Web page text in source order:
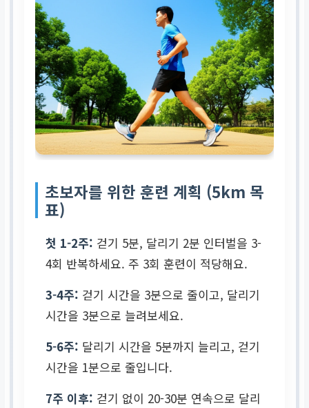
초보자를 위한 훈련 계획 (5km 목
표)
첫 1-2주: 걷기 5분, 달리기 2분 인터벌을 3-
4회 반복하세요. 주 3회 훈련이 적당해요.
3-4주: 걷기 시간을 3분으로 줄이고, 달리기
시간을 3분으로 늘려보세요.
5-6주: 달리기 시간을 5분까지 늘리고, 걷기
시간을 1분으로 줄입니다.
7주 이후: 걷기 없이 20-30분 연속으로 달리